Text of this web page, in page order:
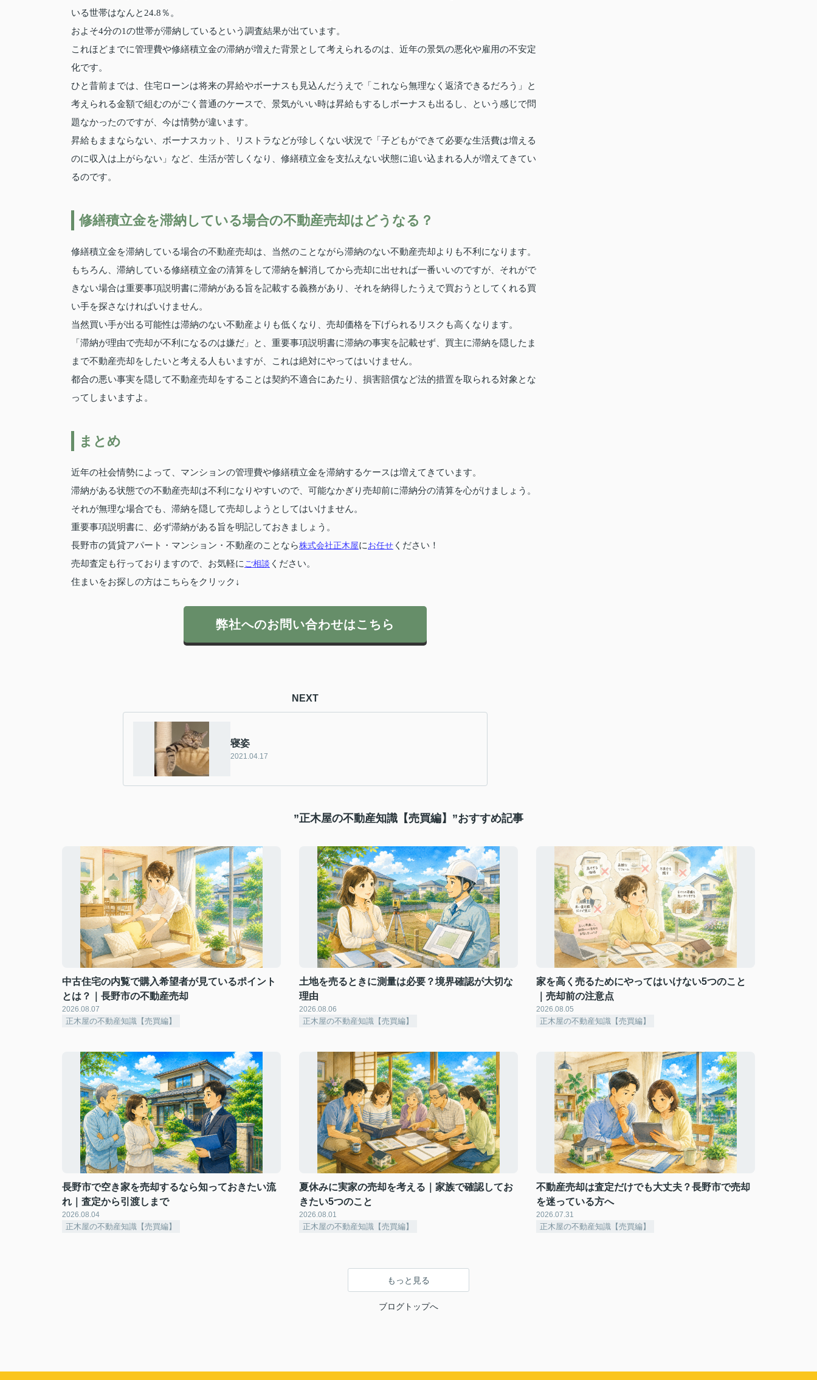
いる世帯はなんと24.8％。
およそ4分の1の世帯が滞納しているという調査結果が出ています。
これほどまでに管理費や修繕積立金の滞納が増えた背景として考えられるのは、近年の景気の悪化や雇用の不安定
化です。
ひと昔前までは、住宅ローンは将来の昇給やボーナスも見込んだうえで「これなら無理なく返済できるだろう」と
考えられる金額で組むのがごく普通のケースで、景気がいい時は昇給もするしボーナスも出るし、という感じで問
題なかったのですが、今は情勢が違います。
昇給もままならない、ボーナスカット、リストラなどが珍しくない状況で「子どもができて必要な生活費は増える
のに収入は上がらない」など、生活が苦しくなり、修繕積立金を支払えない状態に追い込まれる人が増えてきてい
るのです。
修繕積立金を滞納している場合の不動産売却はどうなる？
修繕積立金を滞納している場合の不動産売却は、当然のことながら滞納のない不動産売却よりも不利になります。
もちろん、滞納している修繕積立金の清算をして滞納を解消してから売却に出せれば一番いいのですが、それがで
きない場合は重要事項説明書に滞納がある旨を記載する義務があり、それを納得したうえで買おうとしてくれる買
い手を探さなければいけません。
当然買い手が出る可能性は滞納のない不動産よりも低くなり、売却価格を下げられるリスクも高くなります。
「滞納が理由で売却が不利になるのは嫌だ」と、重要事項説明書に滞納の事実を記載せず、買主に滞納を隠したま
まで不動産売却をしたいと考える人もいますが、これは絶対にやってはいけません。
都合の悪い事実を隠して不動産売却をすることは契約不適合にあたり、損害賠償など法的措置を取られる対象とな
ってしまいますよ。
まとめ
近年の社会情勢によって、マンションの管理費や修繕積立金を滞納するケースは増えてきています。
滞納がある状態での不動産売却は不利になりやすいので、可能なかぎり売却前に滞納分の清算を心がけましょう。
それが無理な場合でも、滞納を隠して売却しようとしてはいけません。
重要事項説明書に、必ず滞納がある旨を明記しておきましょう。
長野市の賃貸アパート・マンション・不動産のことなら株式会社正木屋にお任せ ください！
売却査定も行っておりますので、お気軽に ご相談 ください。
住まいをお探しの方はこちらをクリック↓
弊社へのお問い合わせはこちら
NEXT
寝姿
2021.04.17
”正木屋の不動産知識【売買編】”おすすめ記事
中古住宅の内覧で購入希望者が見ているポイント
とは？｜長野市の不動産売却
2026.08.07
正木屋の不動産知識【売買編】
土地を売るときに測量は必要？境界確認が大切な
理由
2026.08.06
正木屋の不動産知識【売買編】
家を高く売るためにやってはいけない5つのこと
｜売却前の注意点
2026.08.05
正木屋の不動産知識【売買編】
長野市で空き家を売却するなら知っておきたい流
れ｜査定から引渡しまで
2026.08.04
正木屋の不動産知識【売買編】
夏休みに実家の売却を考える｜家族で確認してお
きたい5つのこと
2026.08.01
正木屋の不動産知識【売買編】
不動産売却は査定だけでも大丈夫？長野市で売却
を迷っている方へ
2026.07.31
正木屋の不動産知識【売買編】
もっと見る
ブログトップへ